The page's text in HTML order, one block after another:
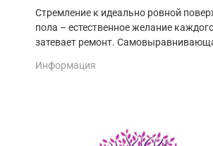
Стремление к идеально ровной
пола – естественное желание
затевает ремонт.
Информация